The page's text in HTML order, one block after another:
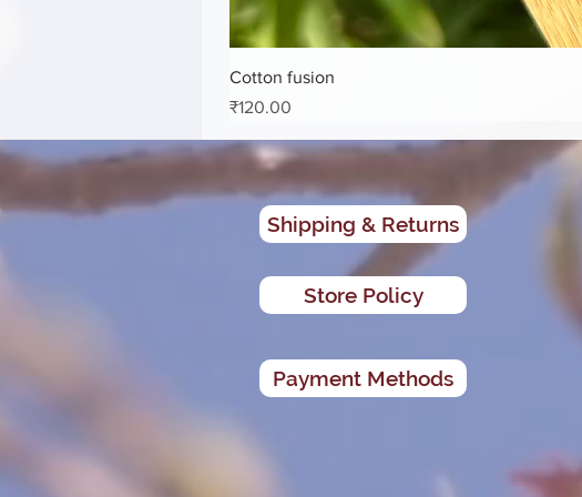
Cotton fusion
मूल्य
₹120.00
Shipping & Returns
Store Policy
Payment Methods